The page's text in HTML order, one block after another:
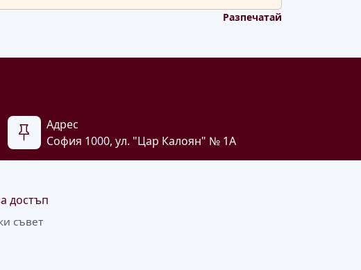
Разпечатай
Адрес
София 1000, ул. "Цар Калоян" № 1A
достъп
съвет